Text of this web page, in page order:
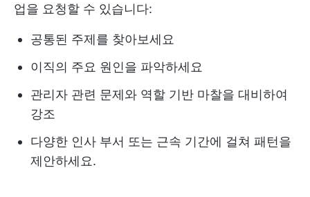
업을 요청할 수 있습니다:
공통된 주제를 찾아보세요
이직의 주요 원인을 파악하세요
관리자 관련 문제와 역할 기반 마찰을 대비하여
강조
다양한 인사 부서 또는 근속 기간에 걸쳐 패턴을
제안하세요.